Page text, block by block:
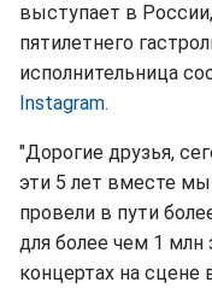
выступает в
пятилетнего
исполнительница
Instagram.
"Дорогие друзья,
эти 5 лет вместе мы
провели в пути
для более чем 1
концертах на сцене